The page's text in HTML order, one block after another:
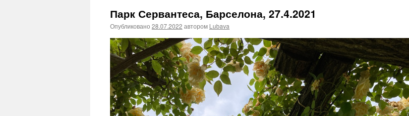
Парк Сервантеса, Барселона, 27.4.2021
Опубликовано 28.07.2022 автором Lubava